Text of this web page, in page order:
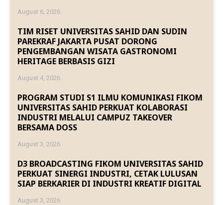
August 6, 2026
TIM RISET UNIVERSITAS SAHID DAN SUDIN
PAREKRAF JAKARTA PUSAT DORONG
PENGEMBANGAN WISATA GASTRONOMI
HERITAGE BERBASIS GIZI
August 4, 2026
PROGRAM STUDI S1 ILMU KOMUNIKASI FIKOM
UNIVERSITAS SAHID PERKUAT KOLABORASI
INDUSTRI MELALUI CAMPUZ TAKEOVER
BERSAMA DOSS
August 3, 2026
D3 BROADCASTING FIKOM UNIVERSITAS SAHID
PERKUAT SINERGI INDUSTRI, CETAK LULUSAN
SIAP BERKARIER DI INDUSTRI KREATIF DIGITAL
August 3, 2026